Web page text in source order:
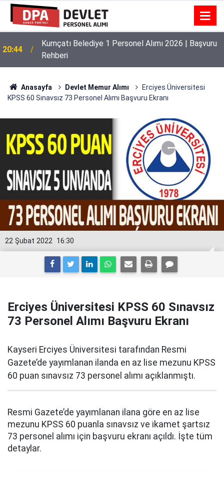
20:44
Kumçatı Belediye 1 Personel Alımı 2026 | Başvuru
Rehberi
Anasayfa Devlet Memur Alımı
Erciyes Üniversitesi
KPSS 60 Sınavsız 73 Personel Alımı Başvuru Ekranı
16:30
22 Şubat 2022
Erciyes Üniversitesi KPSS 60 Sınavsız
73 Personel Alımı Başvuru Ekranı
Kayseri Erciyes Üniversitesi tarafından Resmi
Gazete’de yayımlanan ilanda en az lise mezunu KPSS
60 puan sınavsız 73 personel alımı açıklanmıştı.
Resmi Gazete’de yayımlanan ilana göre en az lise
mezunu KPSS 60 puanla sınavsız ve ikamet şartsız
73 personel alımı için başvuru ekranı açıldı. İşte tüm
detaylar.